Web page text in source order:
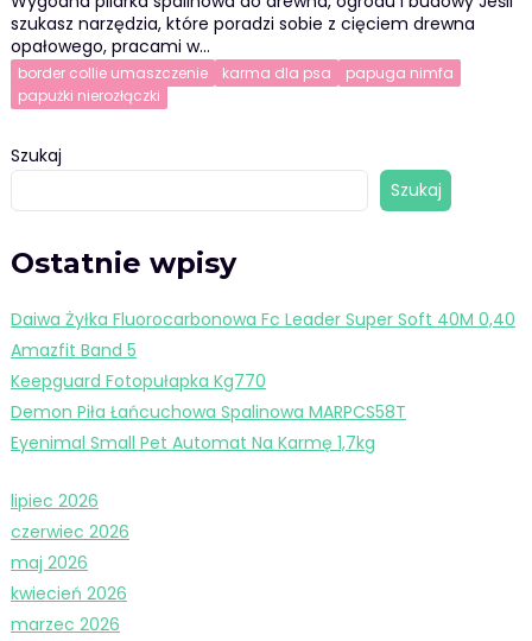
szukasz narzędzia, które poradzi sobie z cięciem drewna
opałowego, pracami w…
border collie umaszczenie karma dla psa
papuga nimfa
papużki nierozłączki
Szukaj
Szukaj
Ostatnie wpisy
Daiwa Żyłka Fluorocarbonowa Fc Leader Super Soft 40M 0,40
Amazfit Band 5
Keepguard Fotopułapka Kg770
Demon Piła Łańcuchowa Spalinowa MARPCS58T
Eyenimal Small Pet Automat Na Karmę 1,7kg
lipiec 2026
czerwiec 2026
maj 2026
kwiecień 2026
marzec 2026